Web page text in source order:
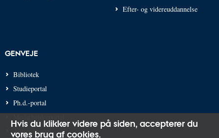
Efter- og videreuddannelse
GENVEJE
Bibliotek
Studieportal
Ph.d.-portal
Alumneportal
Hvis du klikker videre på siden, accepterer du
vores brug af cookies.